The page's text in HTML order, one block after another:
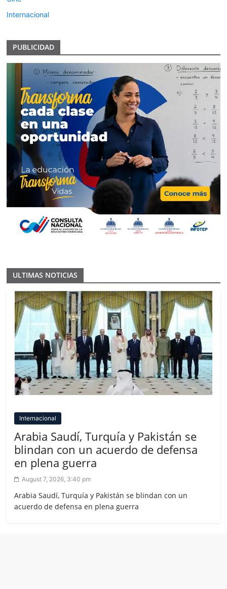
Internacional
PUBLICIDAD
ULTIMAS NOTICIAS
Internacional
Arabia Saudí, Turquía y Pakistán se
blindan con un acuerdo de defensa
en plena guerra
August 7, 2026, 3:40 pm
Arabia Saudí, Turquía y Pakistán se blindan con un
acuerdo de defensa en plena guerra